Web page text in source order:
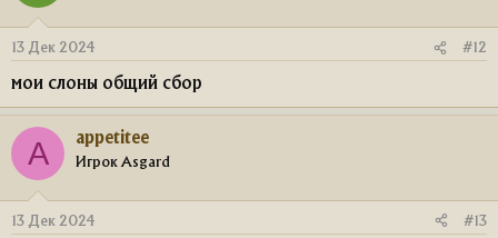
13 Дек 2024 #12
мои слоны общий сбор
A appetitee
Игрок Asgard
13 Дек 2024 #13